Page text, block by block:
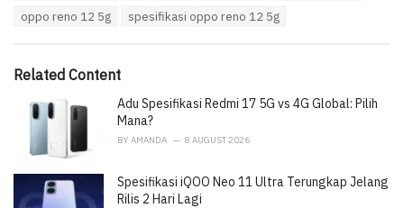
i
oppo reno 12 5g
spesifikasi oppo reno 12 5g
Related Content
Adu Spesifikasi Redmi 17 5G vs 4G Global: Pilih
Mana?
BY AMANDA 8 AUGUST 2026
Spesifikasi iQOO Neo 11 Ultra Terungkap Jelang
Rilis 2 Hari Lagi